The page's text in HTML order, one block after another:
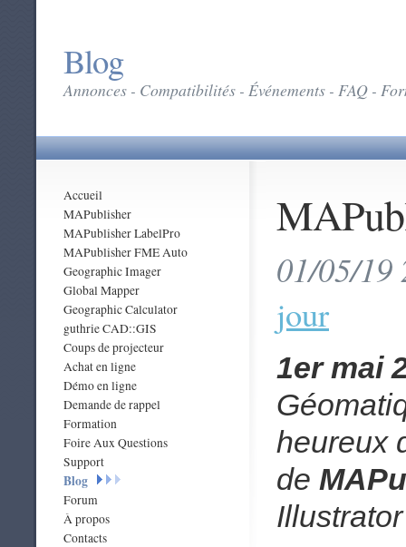
Blog
Annonces - Compatibilités - Événements - FAQ -
Accueil
MAPublisher
MAPublisher LabelPro
MAPublisher FME Auto
Geographic Imager
Global Mapper
Geographic Calculator
guthrie CAD::GIS
Coups de projecteur
Achat en ligne
Démo en ligne
Demande de rappel
Formation
Foire Aux Questions
Support
Blog
Forum
À propos
Contacts
01/05/
jour
1er mai
heureux
de